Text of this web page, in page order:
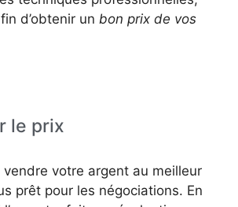
d’obtenir un bon prix de vos
le prix
vendre votre argent au meilleur
prêt pour les négociations. En